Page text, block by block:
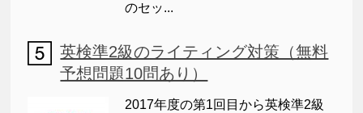
のセッ...
英検準2級のライティング対策（無料
予想問題10問あり）
2017年度の第1回目から英検準2級